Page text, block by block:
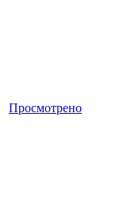
Просмотрено